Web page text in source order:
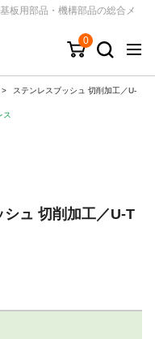
板用部品・機構部品の総合メ
0
>
ステンレスブッシュ 切削加工／U-
ス
シュ 切削加工／U-T